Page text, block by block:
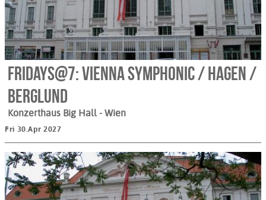
Fridays@7: Vienna Symphonic / Hagen /
Berglund
Konzerthaus Big Hall - Wien
Fri 30.Apr 2027